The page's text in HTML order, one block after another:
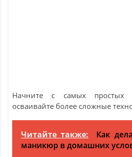
Начните с самых простых
осваивайте более сложные
Читайте также:
Как
маникюр в домашних